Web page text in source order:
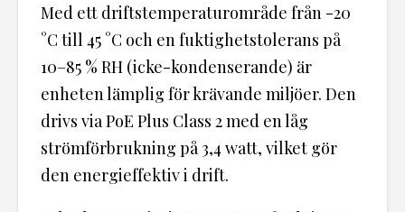
Med ett driftstemperaturområde från -20
°C till 45 °C och en fuktighetstolerans på
10–85 % RH (icke-kondenserande) är
enheten lämplig för krävande miljöer. Den
drivs via PoE Plus Class 2 med en låg
strömförbrukning på 3,4 watt, vilket gör
den energieffektiv i drift.